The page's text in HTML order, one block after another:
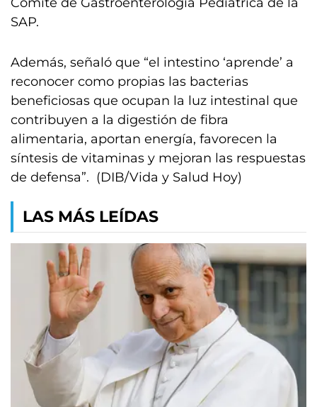
SAP.
Además, señaló que “el intestino ‘aprende’ a
reconocer como propias las bacterias
beneficiosas que ocupan la luz intestinal que
contribuyen a la digestión de fibra
alimentaria, aportan energía, favorecen la
síntesis de vitaminas y mejoran las respuestas
de defensa”. (DIB/Vida y Salud Hoy)
LAS MÁS LEÍDAS